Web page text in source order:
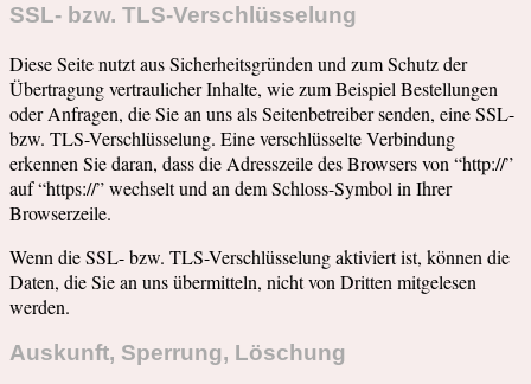
SSL- bzw. TLS-Verschlüsselung
Diese Seite nutzt aus Sicherheitsgründen und zum Schutz der
Übertragung vertraulicher Inhalte, wie zum Beispiel Bestellungen
oder Anfragen, die Sie an uns als Seitenbetreiber senden, eine SSL-
bzw. TLS-Verschlüsselung. Eine verschlüsselte Verbindung
erkennen Sie daran, dass die Adresszeile des Browsers von “http://”
auf “https://” wechselt und an dem Schloss-Symbol in Ihrer
Browserzeile.
Wenn die SSL- bzw. TLS-Verschlüsselung aktiviert ist, können die
Daten, die Sie an uns übermitteln, nicht von Dritten mitgelesen
werden.
Auskunft, Sperrung, Löschung